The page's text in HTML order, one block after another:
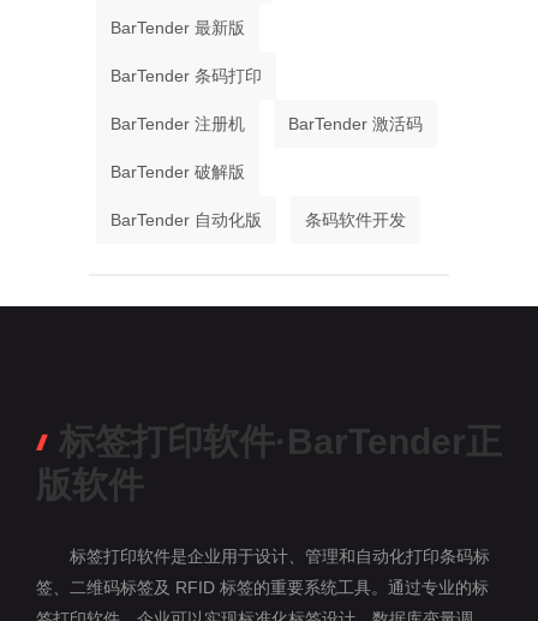
BarTender 最新版
BarTender 条码打印
BarTender 注册机 BarTender 激活码
BarTender 破解版
BarTender 自动化版 条码软件开发
标签打印软件·BarTender正
版软件
标签打印软件是企业用于设计、管理和自动化打印条码标
签、二维码标签及 RFID 标签的重要系统工具。通过专业的标